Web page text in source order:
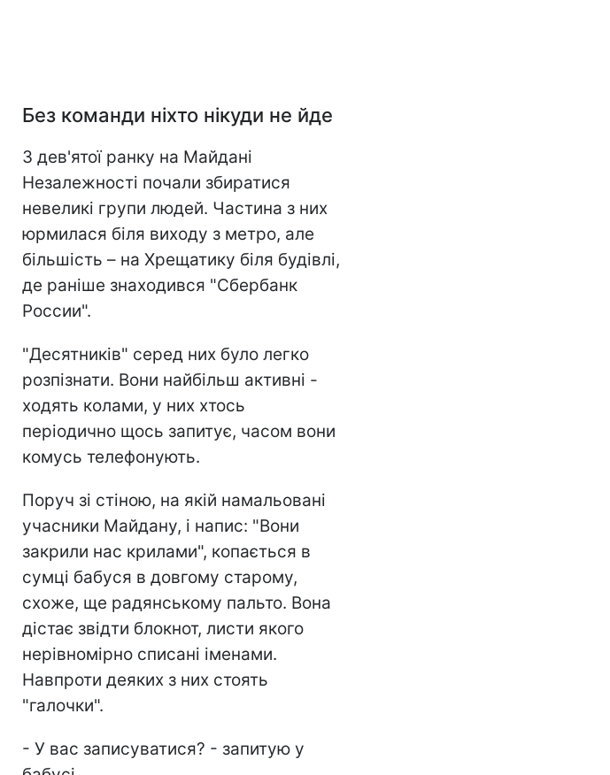
Без команди ніхто нікуди не йде
З дев'ятої ранку на Майдані
Незалежності почали збиратися
невеликі групи людей. Частина з них
юрмилася біля виходу з метро, але
більшість – на Хрещатику біля будівлі,
де раніше знаходився "Сбербанк
России".
"Десятників" серед них було легко
розпізнати. Вони найбільш активні -
ходять колами, у них хтось
періодично щось запитує, часом вони
комусь телефонують.
Поруч зі стіною, на якій намальовані
учасники Майдану, і напис: "Вони
закрили нас крилами", копається в
сумці бабуся в довгому старому,
схоже, ще радянському пальто. Вона
дістає звідти блокнот, листи якого
нерівномірно списані іменами.
Навпроти деяких з них стоять
"галочки".
- У вас записуватися? - запитую у